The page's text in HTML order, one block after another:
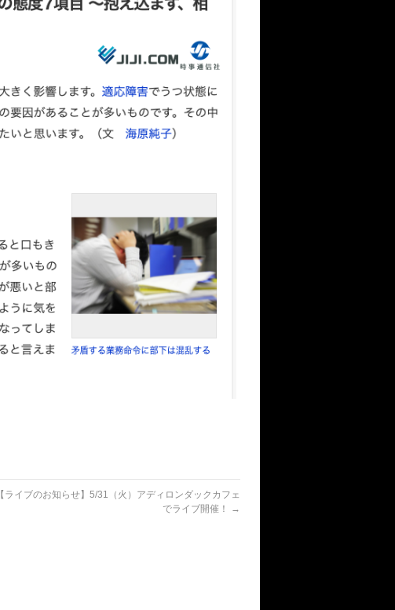
【ライブのお知らせ】5/31（火）アディロンダックカフェ
でライブ開催！
→